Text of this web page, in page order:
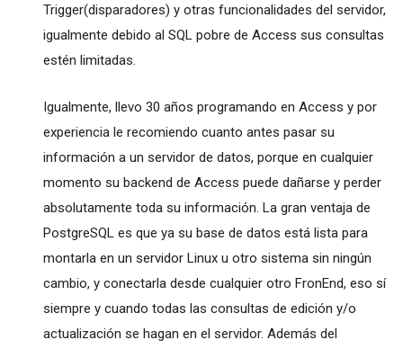
Trigger(disparadores) y otras funcionalidades del servidor,
igualmente debido al SQL pobre de Access sus consultas
estén limitadas.
Igualmente, llevo 30 años programando en Access y por
experiencia le recomiendo cuanto antes pasar su
información a un servidor de datos, porque en cualquier
momento su backend de Access puede dañarse y perder
absolutamente toda su información. La gran ventaja de
PostgreSQL es que ya su base de datos está lista para
montarla en un servidor Linux u otro sistema sin ningún
cambio, y conectarla desde cualquier otro FronEnd, eso sí
siempre y cuando todas las consultas de edición y/o
actualización se hagan en el servidor. Además del